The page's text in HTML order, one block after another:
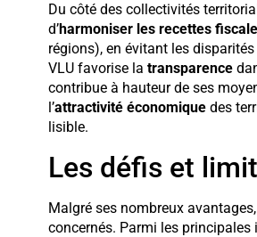
Du côté des collectivités
d’harmoniser les recettes
régions), en évitant les
VLU favorise la transparence
contribue à hauteur de ses
l’attractivité économiquedes
lisible.
Les défis et
Malgré ses nombreux
concernés. Parmi les